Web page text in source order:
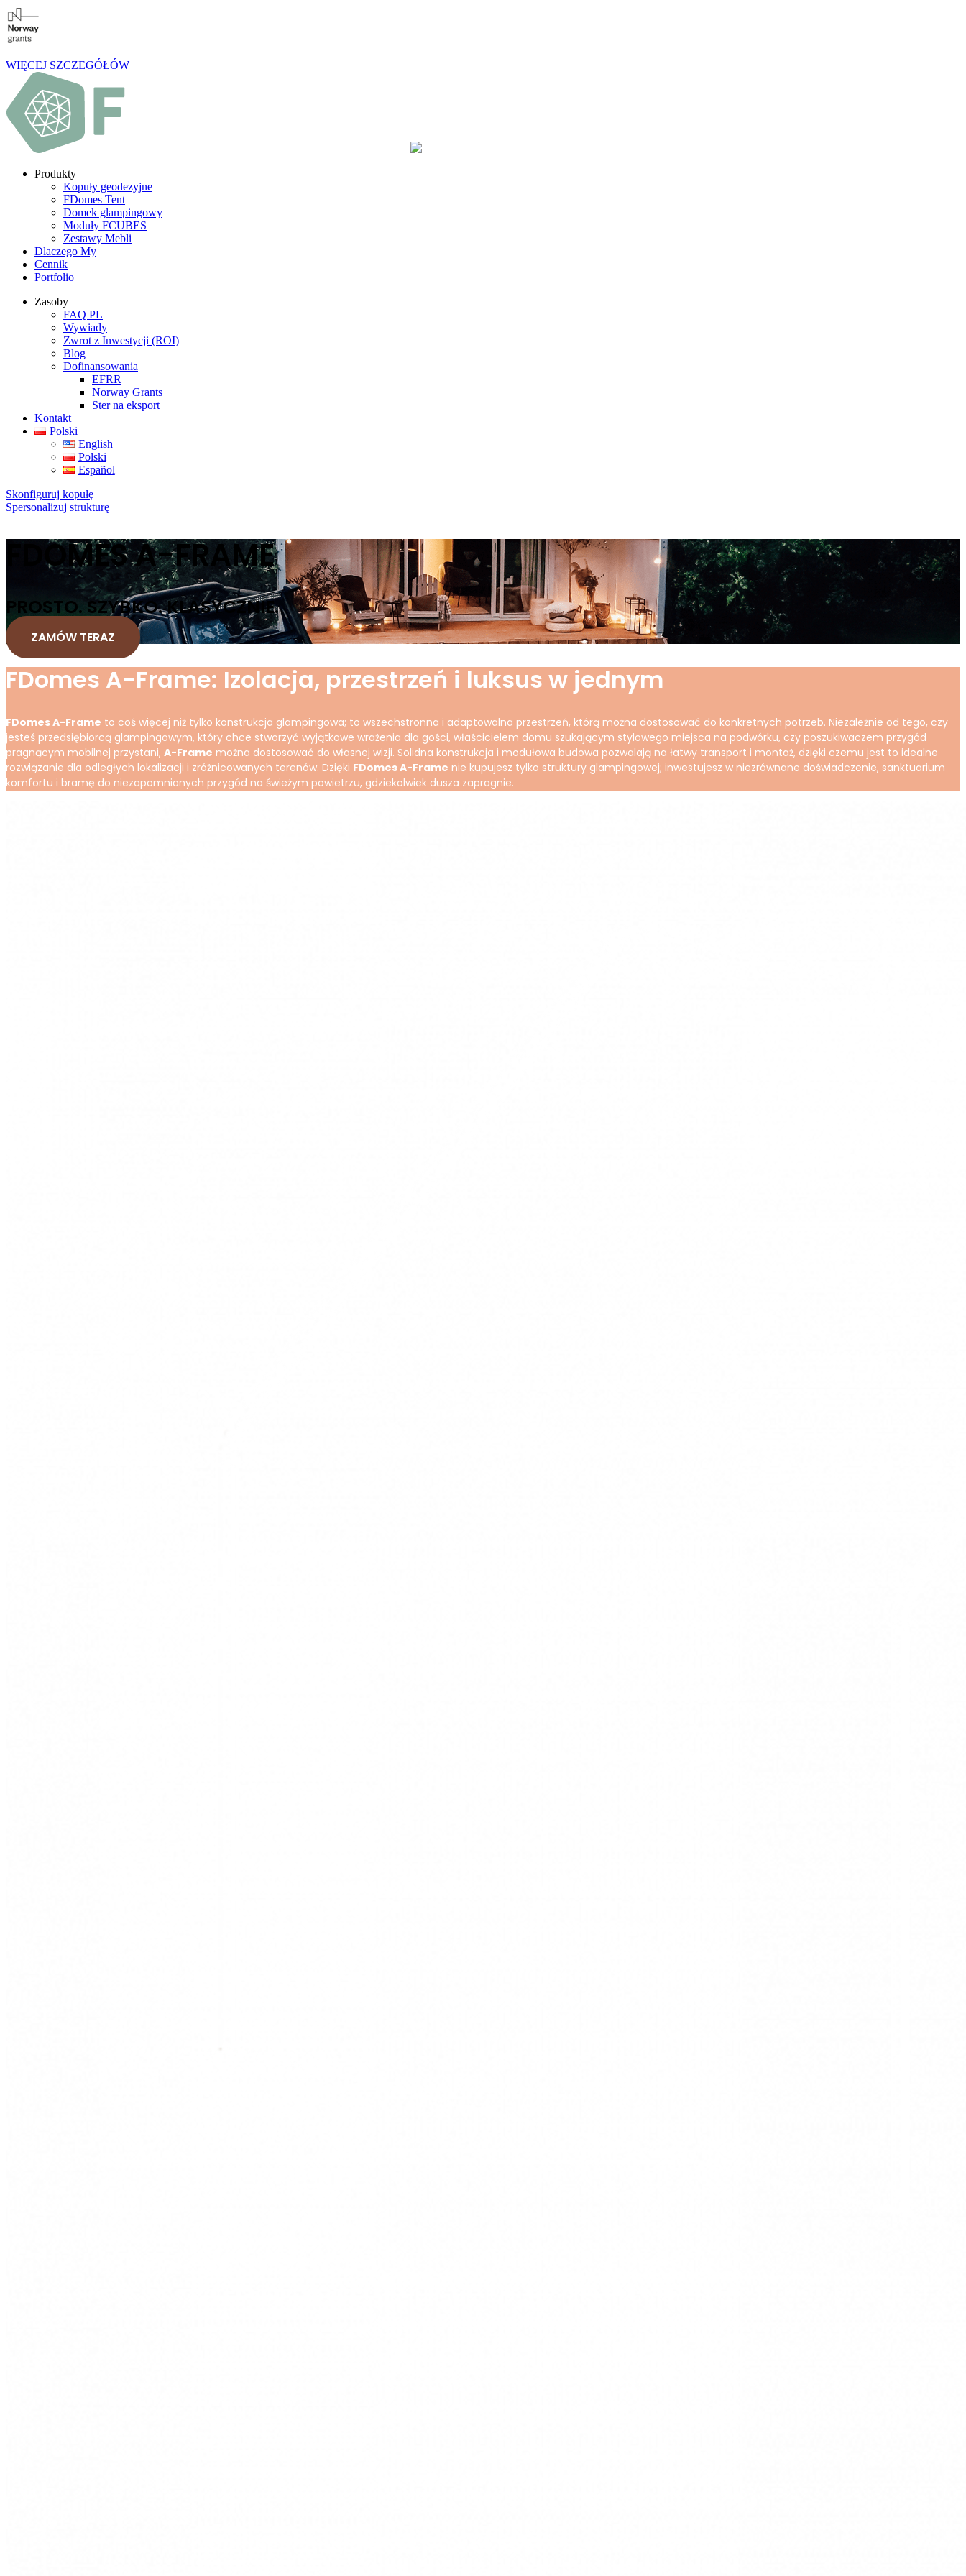
WIĘCEJ SZCZEGÓŁÓW
Produkty
Kopuły geodezyjne
FDomes Tent
Domek glampingowy
Moduły FCUBES
Zestawy Mebli
Dlaczego My
Cennik
Portfolio
Zasoby
FAQ PL
Wywiady
Zwrot z Inwestycji (ROI)
Blog
Dofinansowania
EFRR
Norway Grants
Ster na eksport
Kontakt
Polski
English
Polski
Español
Skonfiguruj kopułę
Spersonalizuj strukturę
FDOMES A-FRAME
PROSTO. SZYBKO. KLASYCZNIE.
ZAMÓW TERAZ
FDomes A-Frame: Izolacja, przestrzeń i luksus w jednym
FDomes A-Frame to coś więcej niż tylko konstrukcja glampingowa; to wszechstronna i adaptowalna przestrzeń, którą można dostosować do konkretnych potrzeb. Niezależnie od tego, czy
jesteś przedsiębiorcą glampingowym, który chce stworzyć wyjątkowe wrażenia dla gości, właścicielem domu szukającym stylowego miejsca na podwórku, czy poszukiwaczem przygód
pragnącym mobilnej przystani, A-Frame można dostosować do własnej wizji. Solidna konstrukcja i modułowa budowa pozwalają na łatwy transport i montaż, dzięki czemu jest to idealne
rozwiązanie dla odległych lokalizacji i zróżnicowanych terenów. Dzięki FDomes A-Frame nie kupujesz tylko struktury glampingowej; inwestujesz w niezrównane doświadczenie, sanktuarium
komfortu i bramę do niezapomnianych przygód na świeżym powietrzu, gdziekolwiek dusza zapragnie.